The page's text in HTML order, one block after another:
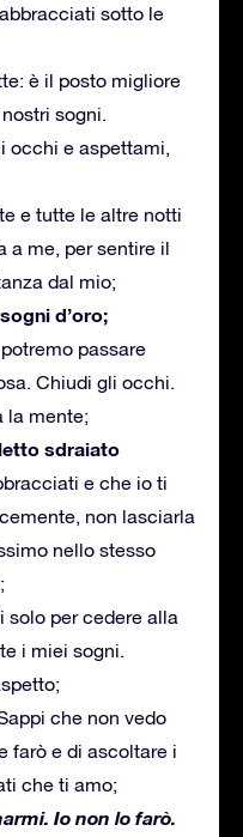
sotto le
è il posto migliore
sogni.
occhi e aspettami,
e tutte le altre notti
a me, per sentire il
dal mio;
d’oro;
passare
Chiudi gli occhi.
la mente;
sdraiato
e che io ti
non lasciarla
nello stesso
solo per cedere alla
i miei sogni.
che non vedo
farò e di ascoltare i
che ti amo;
Io non lo farò.